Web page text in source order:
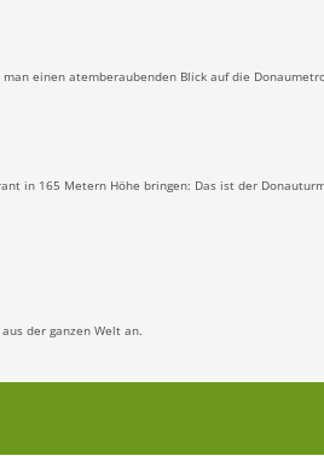
einen atemberaubenden Blick auf die
in 165 Metern Höhe bringen: Das ist der
der ganzen Welt an.